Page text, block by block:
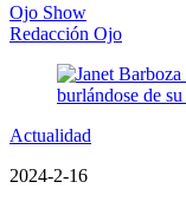
Ojo Show
Redacción Ojo
Actualidad
2024-2-16